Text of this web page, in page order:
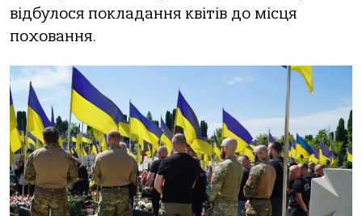
відбулося покладання квітів до місця
поховання.